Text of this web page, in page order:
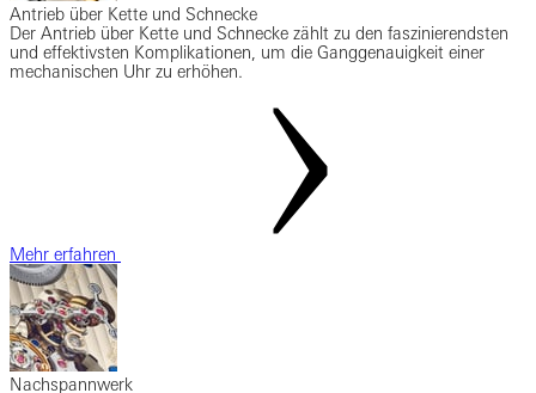
Antrieb über Kette und Schnecke
Der Antrieb über Kette und Schnecke zählt zu den faszinierendsten
und effektivsten Komplikationen, um die Ganggenauigkeit einer
mechanischen Uhr zu erhöhen.
Mehr erfahren
Nachspannwerk